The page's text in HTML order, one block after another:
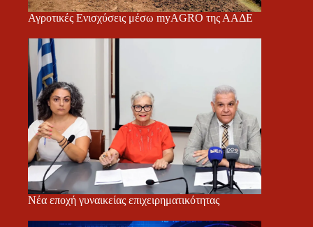
Αγροτικές Ενισχύσεις μέσω myAGRO της ΑΑΔΕ
Νέα εποχή γυναικείας επιχειρηματικότητας